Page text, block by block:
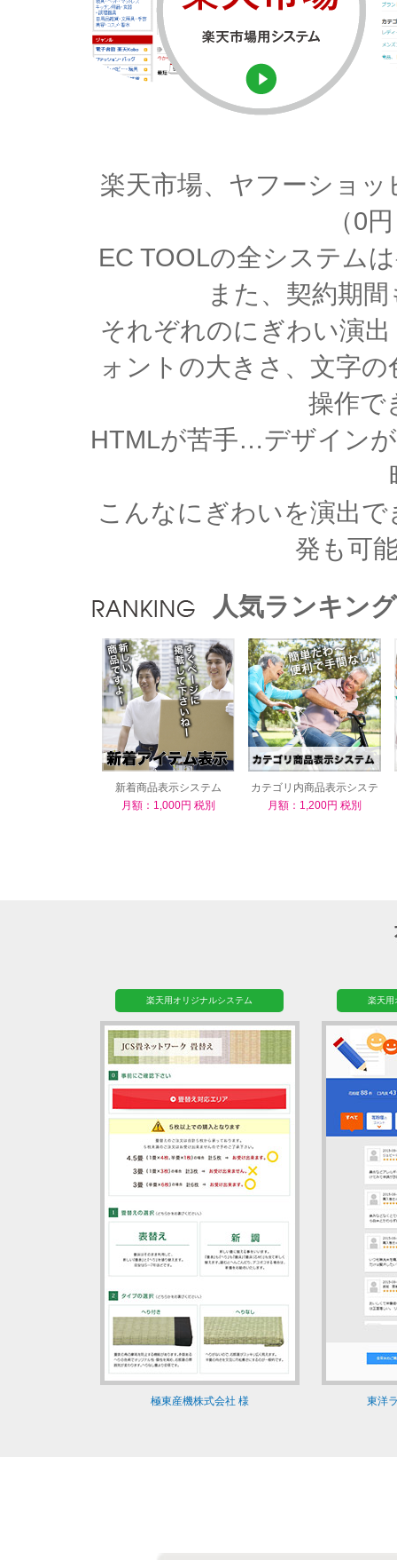
楽天市場、ヤフーショ
（0
EC TOOLの全システム
また、契約期
それぞれのにぎわい演
ォントの大きさ、文字
操作で
HTMLが苦手…デザイン
こんなにぎわいを演出
発も可
人気ランキング
新着商品表示システム
月額：1,000円 税別
カテゴリ内商品表示システ
ム
月額：1,200円 税別
楽天用オリジナルシステム
極東産機株式会社 様
楽天用
東洋